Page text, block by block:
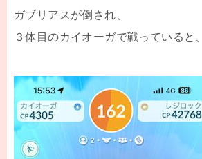
ガブリアスが倒され、
３体目のカイオーガで戦っていると、